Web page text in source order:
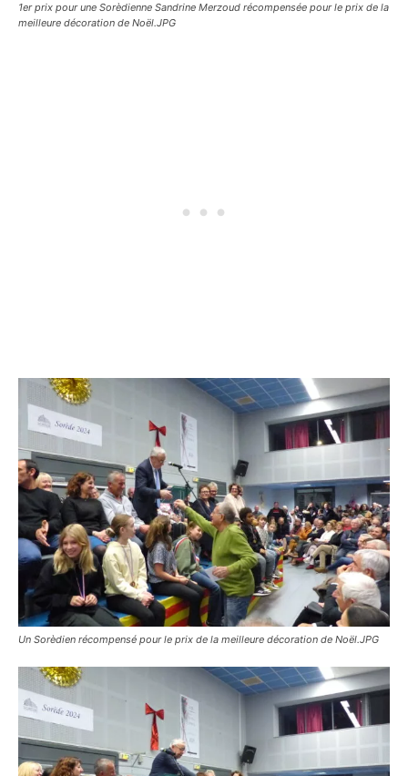
1er prix pour une Sorèdienne Sandrine Merzoud récompensée pour le prix de la
meilleure décoration de Noël.JPG
Un Sorèdien récompensé pour le prix de la meilleure décoration de Noël.JPG